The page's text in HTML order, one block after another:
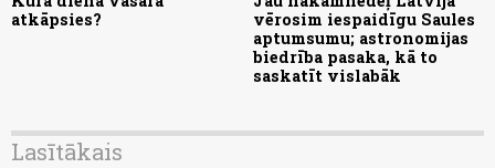
atkāpsies?
vērosim iespaidīgu Saules
aptumsumu; astronomijas
biedrība pasaka, kā to
saskatīt vislabāk
Lasītākais